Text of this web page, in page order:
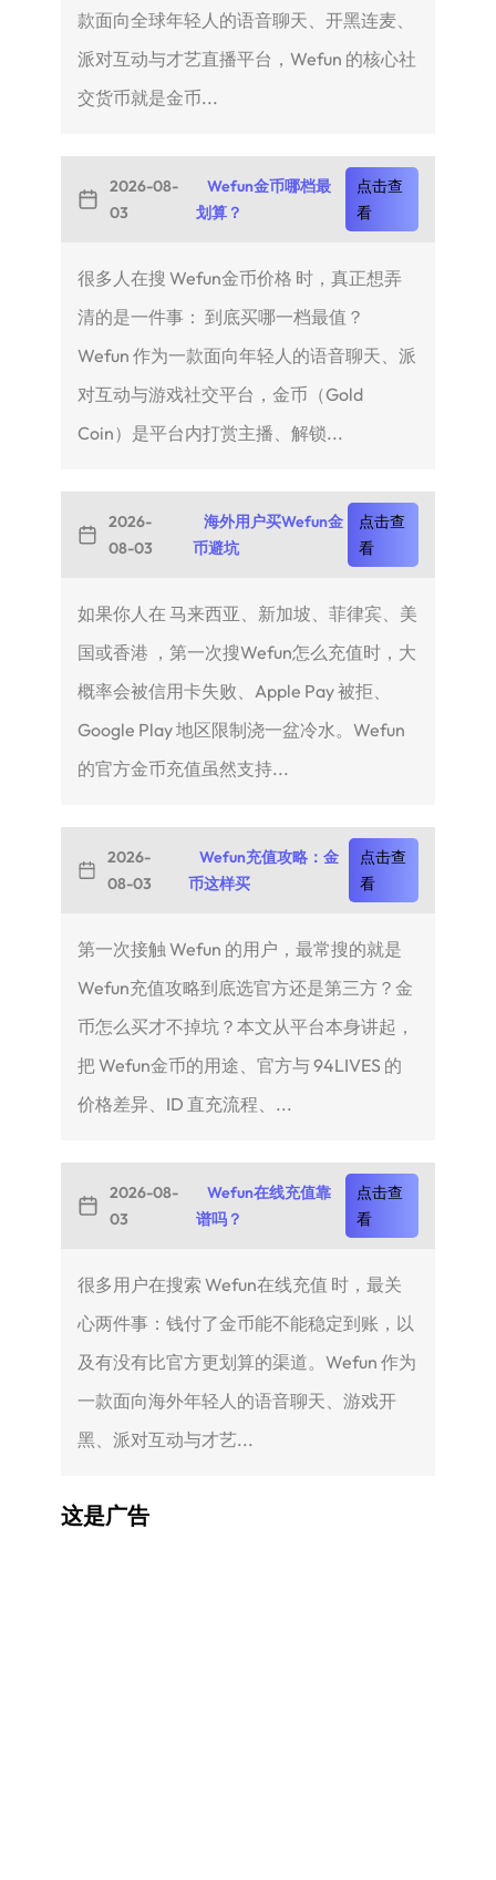
款面向全球年轻人的语音聊天、开黑连麦、
派对互动与才艺直播平台，Wefun 的核心社
交货币就是金币...
2026-08-
03
Wefun金币哪档最
划算？
点击查
看
很多人在搜 Wefun金币价格 时，真正想弄
清的是一件事： 到底买哪一档最值？
Wefun 作为一款面向年轻人的语音聊天、派
对互动与游戏社交平台，金币（Gold
Coin）是平台内打赏主播、解锁...
2026-
08-03
海外用户买Wefun金
币避坑
点击查
看
如果你人在 马来西亚、新加坡、菲律宾、美
国或香港 ，第一次搜Wefun怎么充值时，大
概率会被信用卡失败、Apple Pay 被拒、
Google Play 地区限制浇一盆冷水。Wefun
的官方金币充值虽然支持...
2026-
08-03
Wefun充值攻略：金
币这样买
点击查
看
第一次接触 Wefun 的用户，最常搜的就是
Wefun充值攻略到底选官方还是第三方？金
币怎么买才不掉坑？本文从平台本身讲起，
把 Wefun金币的用途、官方与 94LIVES 的
价格差异、ID 直充流程、...
2026-08-
03
Wefun在线充值靠
谱吗？
点击查
看
很多用户在搜索 Wefun在线充值 时，最关
心两件事：钱付了金币能不能稳定到账，以
及有没有比官方更划算的渠道。Wefun 作为
一款面向海外年轻人的语音聊天、游戏开
黑、派对互动与才艺...
这是广告